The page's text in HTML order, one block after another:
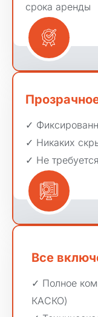
срока аренды
✓
✓ Никаких
✓ Не
Все
✓ Полное
КАСКО)